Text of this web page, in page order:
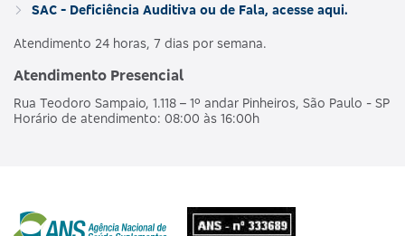
SAC - Deficiência Auditiva ou de Fala, acesse aqui.
Atendimento 24 horas, 7 dias por semana.
Atendimento Presencial
Rua Teodoro Sampaio, 1.118 – 1º andar Pinheiros, São Paulo - SP
Horário de atendimento: 08:00 às 16:00h